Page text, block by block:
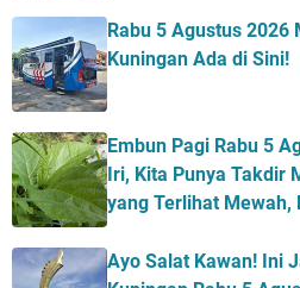
Rabu 5 Agustus 2026
Kuningan Ada di Sini!
Embun Pagi Rabu 5
Iri, Kita Punya Takdir
yang Terlihat Mewah,
Ayo Salat Kawan! Ini